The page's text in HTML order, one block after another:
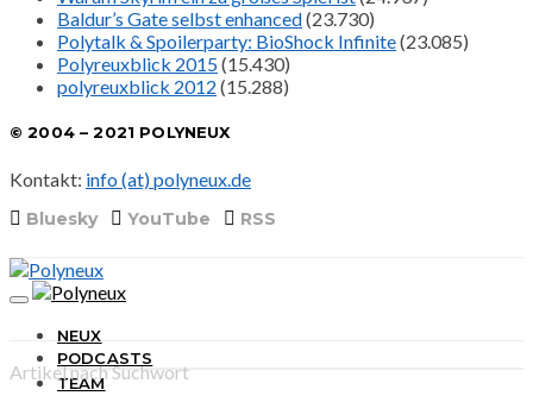
Baldur’s Gate selbst enhanced(23.730)
Polytalk & Spoilerparty: BioShock Infinite(23.085)
Polyreuxblick 2015(15.430)
polyreuxblick 2012 (15.288)
© 2004 – 2021 POLYNEUX
Kontakt: info (at) polyneux.de
Bluesky YouTube RSS
NEUX
PODCASTS
TEAM
Artikel nach Suchwort